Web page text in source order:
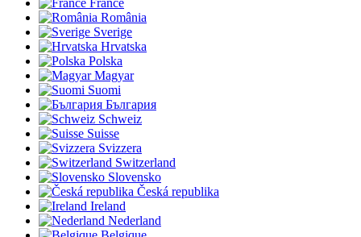
France
România
Sverige
Hrvatska
Polska
Magyar
Suomi
България
Schweiz
Suisse
Svizzera
Switzerland
Slovensko
Česká republika
Ireland
Nederland